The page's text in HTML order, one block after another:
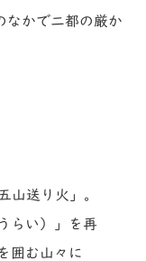
なかで二都の厳か
山送り火」。
らい）」を再
囲む山々に